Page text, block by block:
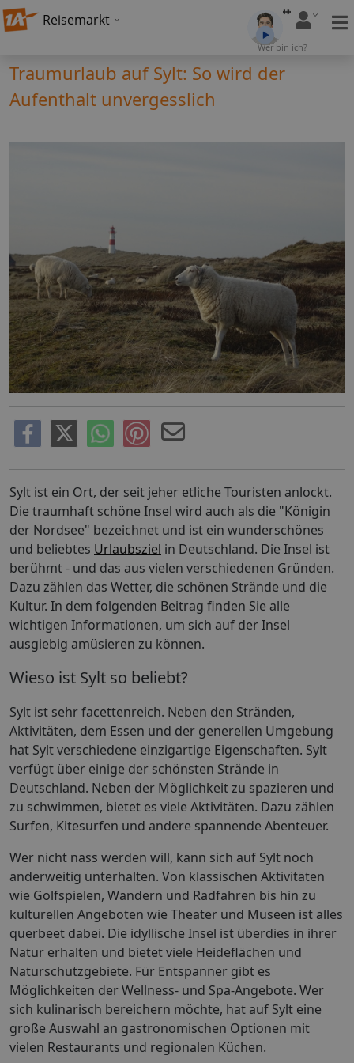
Reisemarkt
Wer bin ich?
Traumurlaub auf Sylt: So wird der
Aufenthalt unvergesslich
Sylt ist ein Ort, der seit jeher etliche Touristen anlockt.
Die traumhaft schöne Insel wird auch als die "Königin
der Nordsee" bezeichnet und ist ein wunderschönes
und beliebtes Urlaubsziel in Deutschland. Die Insel ist
berühmt - und das aus vielen verschiedenen Gründen.
Dazu zählen das Wetter, die schönen Strände und die
Kultur. In dem folgenden Beitrag finden Sie alle
wichtigen Informationen, um sich auf der Insel
ausgiebig amüsieren zu können.
Wieso ist Sylt so beliebt?
Sylt ist sehr facettenreich. Neben den Stränden,
Aktivitäten, dem Essen und der generellen Umgebung
hat Sylt verschiedene einzigartige Eigenschaften. Sylt
verfügt über einige der schönsten Strände in
Deutschland. Neben der Möglichkeit zu spazieren und
zu schwimmen, bietet es viele Aktivitäten. Dazu zählen
Surfen, Kitesurfen und andere spannende Abenteuer.
Wer nicht nass werden will, kann sich auf Sylt noch
anderweitig unterhalten. Von klassischen Aktivitäten
wie Golfspielen, Wandern und Radfahren bis hin zu
kulturellen Angeboten wie Theater und Museen ist alles
querbeet dabei. Die idyllische Insel ist überdies in ihrer
Natur erhalten und bietet viele Heideflächen und
Naturschutzgebiete. Für Entspanner gibt es
Möglichkeiten der Wellness- und Spa-Angebote. Wer
sich kulinarisch bereichern möchte, hat auf Sylt eine
große Auswahl an gastronomischen Optionen mit
vielen Restaurants und regionalen Küchen.